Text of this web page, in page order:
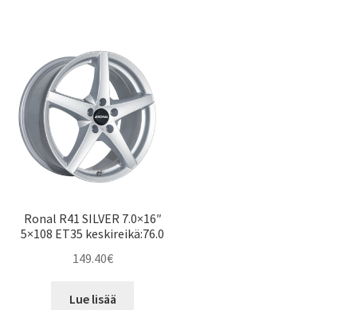
Ronal R41 SILVER 7.0×16″
5×108 ET35 keskireikä:76.0
149.40€
Lue lisää